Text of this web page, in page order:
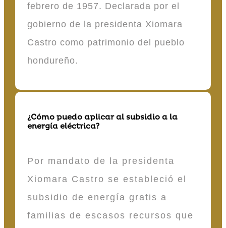
febrero de 1957. Declarada por el
gobierno de la presidenta Xiomara
Castro como patrimonio del pueblo
hondureño.
¿Cómo puedo aplicar al subsidio a la
energía eléctrica?
Por mandato de la presidenta
Xiomara Castro se estableció el
subsidio de energía gratis a
familias de escasos recursos que